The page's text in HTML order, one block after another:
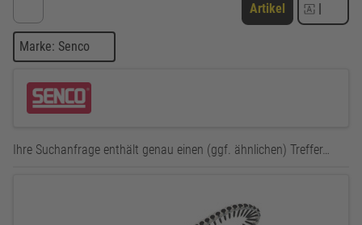
Artikel |
Marke: Senco
Ihre Suchanfrage enthält genau einen (ggf. ähnlichen) Treffer…